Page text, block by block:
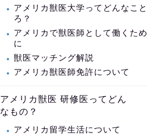
アメリカ獣医大学ってどんなこと
ろ？
アメリカで獣医師として働くため
に
獣医マッチング解説
アメリカ獣医師免許について
アメリカ獣医 研修医ってどん
なもの？
アメリカ留学生活について